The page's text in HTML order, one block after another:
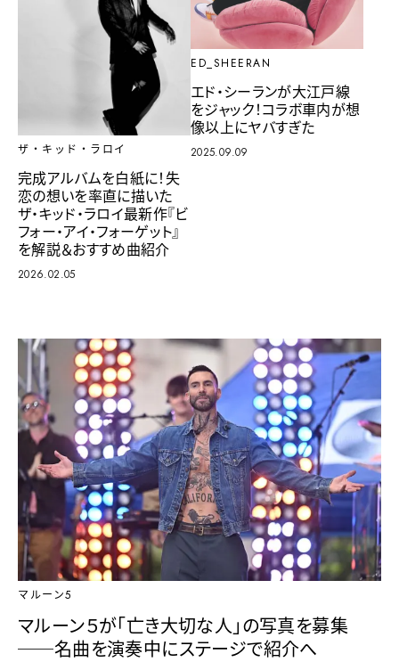
ザ・キッド・ラロイ
完成アルバムを白紙に！失
恋の想いを率直に描いた
ザ・キッド・ラロイ最新作『ビ
フォー・アイ・フォーゲット』
を解説＆おすすめ曲紹介
2026.02.05
ED_SHEERAN
エド・シーランが大江戸線
をジャック！コラボ車内が想
像以上にヤバすぎた
2025.09.09
マルーン5
マルーン５が「亡き大切な人」の写真を募集
──名曲を演奏中にステージで紹介へ